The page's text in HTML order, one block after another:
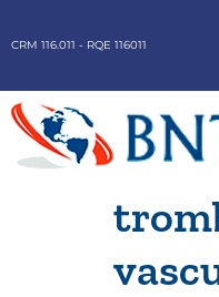
CRM 116.011 - RQE 116011